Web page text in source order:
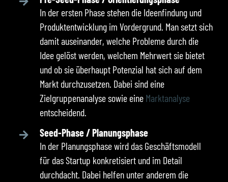
In der ersten Phase stehen die Ideenfindung und
Produktentwicklung im Vordergrund. Man setzt sich
damit auseinander, welche Probleme durch die
Idee gelöst werden, welchem Mehrwert sie bietet
und ob sie überhaupt Potenzial hat sich auf dem
Markt durchzusetzen. Dabei sind eine
Zielgruppenanalyse sowie eine Marktanalyse
entscheidend.
Seed-Phase / Planungsphase
In der Planungsphase wird das Geschäftsmodell
für das Startup konkretisiert und im Detail
durchdacht. Dabei helfen unter anderem die